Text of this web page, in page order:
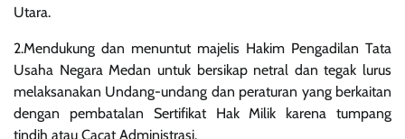
Utara.
2.Mendukung dan menuntut majelis Hakim Pengadilan Tata
Usaha Negara Medan untuk bersikap netral dan tegak lurus
melaksanakan Undang-undang dan peraturan yang berkaitan
dengan pembatalan Sertifikat Hak Milik karena tumpang
tindih atau Cacat Administrasi.